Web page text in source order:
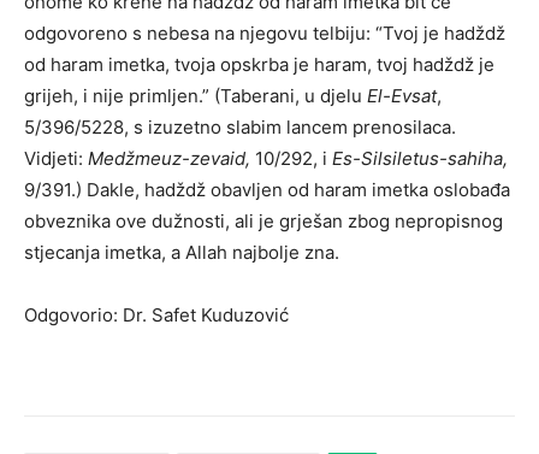
odgovoreno s nebesa na njegovu telbiju: “Tvoj je hadždž
od haram imetka, tvoja opskrba je haram, tvoj hadždž je
grijeh, i nije primljen.” (Taberani, u djelu El-Evsat,
5/396/5228, s izuzetno slabim lancem prenosilaca.
Vidjeti: Medžmeuz-zevaid, 10/292, i Es-Silsiletus-sahiha,
9/391.) Dakle, hadždž obavljen od haram imetka oslobađa
obveznika ove dužnosti, ali je grješan zbog nepropisnog
stjecanja imetka, a Allah najbolje zna.
Odgovorio: Dr. Safet Kuduzović